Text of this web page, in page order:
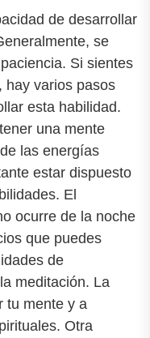
de desarrollar
se
Si sientes
hay varios pasos
esta habilidad.
una mente
las energías
estar dispuesto
El
ocurre de la noche
que puedes
de
meditación. La
tu mente y a
Otra